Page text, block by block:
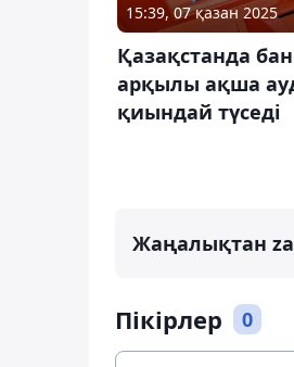
15:39, 07 қазан 2025
Қазақстанда
арқылы ақша
қиындай түседі
Жаңалықтан
Пікірлер 0